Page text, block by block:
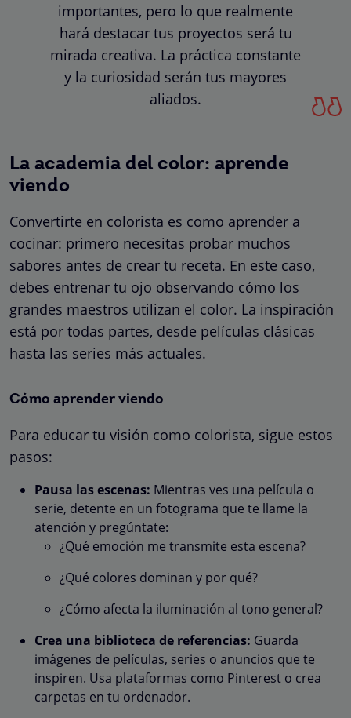
importantes, pero lo que realmente
hará destacar tus proyectos será tu
mirada creativa. La práctica constante
y la curiosidad serán tus mayores
aliados.
La academia del color: aprende
viendo
Convertirte en colorista es como aprender a
cocinar: primero necesitas probar muchos
sabores antes de crear tu receta. En este caso,
debes entrenar tu ojo observando cómo los
grandes maestros utilizan el color. La inspiración
está por todas partes, desde películas clásicas
hasta las series más actuales.
Cómo aprender viendo
Para educar tu visión como colorista, sigue estos
pasos:
Pausa las escenas: Mientras ves una película o
serie, detente en un fotograma que te llame la
atención y pregúntate:
¿Qué emoción me transmite esta escena?
¿Qué colores dominan y por qué?
¿Cómo afecta la iluminación al tono general?
Crea una biblioteca de referencias: Guarda
imágenes de películas, series o anuncios que te
inspiren. Usa plataformas como Pinterest o crea
carpetas en tu ordenador.